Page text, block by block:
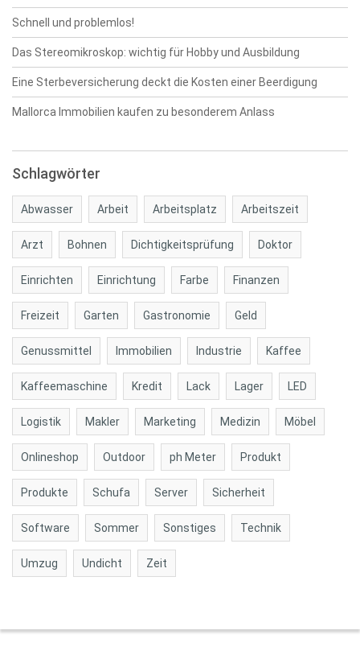
Schnell und problemlos!
Das Stereomikroskop: wichtig für Hobby und Ausbildung
Eine Sterbeversicherung deckt die Kosten einer Beerdigung
Mallorca Immobilien kaufen zu besonderem Anlass
Schlagwörter
Abwasser Arbeit Arbeitsplatz Arbeitszeit
Arzt Bohnen Dichtigkeitsprüfung Doktor
Einrichten Einrichtung Farbe Finanzen
Freizeit Garten Gastronomie Geld
Genussmittel Immobilien Industrie Kaffee
Kaffeemaschine Kredit Lack Lager LED
Logistik Makler Marketing Medizin Möbel
Onlineshop Outdoor ph Meter Produkt
Produkte Schufa Server Sicherheit
Software Sommer Sonstiges Technik
Umzug Undicht Zeit